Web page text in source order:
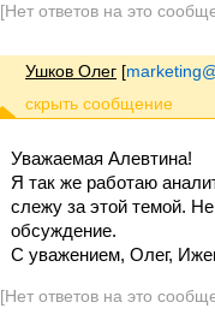
[Нет ответов на это
Ушков Олег [
Уважаемая Алевтина!
Я так же работаю
слежу за этой темой.
обсуждение.
С уважением, Олег,
[Нет ответов на это